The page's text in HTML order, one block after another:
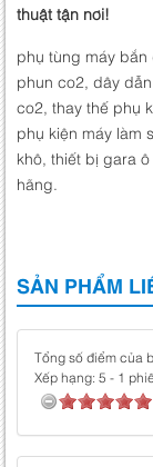
thuật tận nơi!
phụ tùng máy
phun co2, dây
co2, thay thế phụ
phụ kiện máy làm
khô, thiết bị gara
hãng.
SẢN PHẨM
Tổng số điểm của
Xếp hạng: 5 - 1